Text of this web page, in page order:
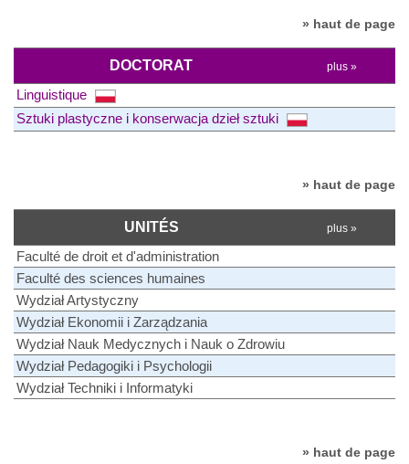
» haut de page
DOCTORAT plus »
Linguistique
Sztuki plastyczne i konserwacja dzieł sztuki
» haut de page
UNITÉS plus »
Faculté de droit et d'administration
Faculté des sciences humaines
Wydział Artystyczny
Wydział Ekonomii i Zarządzania
Wydział Nauk Medycznych i Nauk o Zdrowiu
Wydział Pedagogiki i Psychologii
Wydział Techniki i Informatyki
» haut de page